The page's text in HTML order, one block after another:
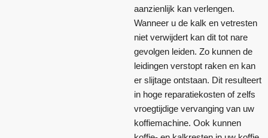
aanzienlijk kan verlengen.
Wanneer u de kalk en vetresten
niet verwijdert kan dit tot nare
gevolgen leiden. Zo kunnen de
leidingen verstopt raken en kan
er slijtage ontstaan. Dit resulteert
in hoge reparatiekosten of zelfs
vroegtijdige vervanging van uw
koffiemachine. Ook kunnen